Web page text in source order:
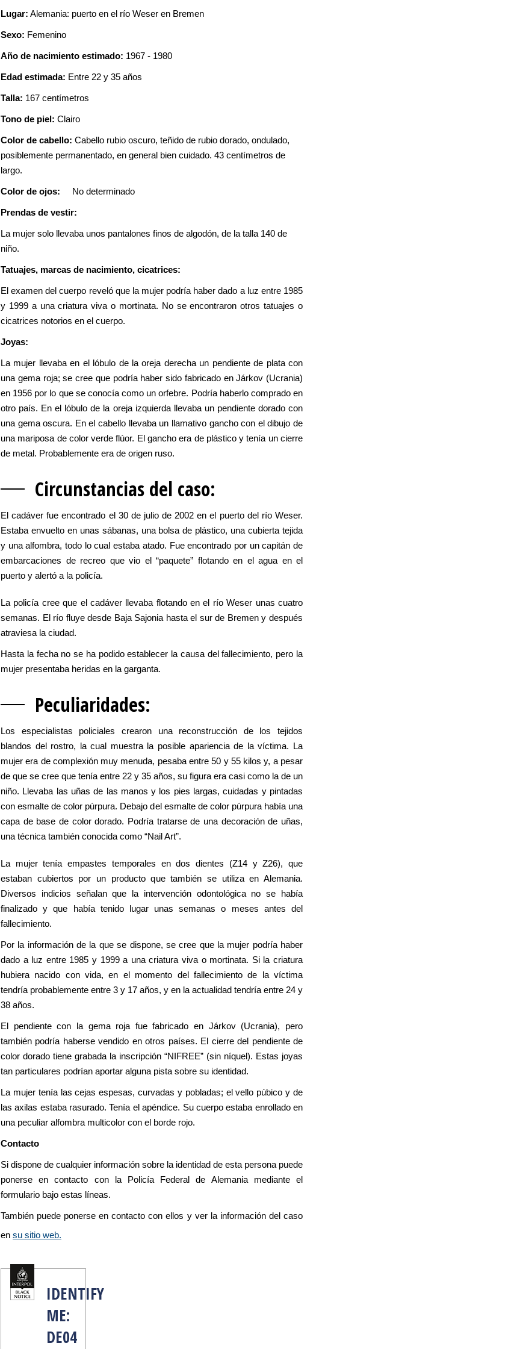
Lugar: Alemania: puerto en el río Weser en Bremen
Sexo: Femenino
Año de nacimiento estimado: 1967 - 1980
Edad estimada: Entre 22 y 35 años
Talla: 167 centímetros
Tono de piel: Clairo
Color de cabello: Cabello rubio oscuro, teñido de rubio dorado, ondulado,
posiblemente permanentado, en general bien cuidado. 43 centímetros de
largo.
Color de ojos: No determinado
Prendas de vestir:
La mujer solo llevaba unos pantalones finos de algodón, de la talla 140 de
niño.
Tatuajes, marcas de nacimiento, cicatrices:
El examen del cuerpo reveló que la mujer podría haber dado a luz entre 1985
y 1999 a una criatura viva o mortinata. No se encontraron otros tatuajes o
cicatrices notorios en el cuerpo.
Joyas:
La mujer llevaba en el lóbulo de la oreja derecha un pendiente de plata con
una gema roja; se cree que podría haber sido fabricado en Járkov (Ucrania)
en 1956 por lo que se conocía como un orfebre. Podría haberlo comprado en
otro país. En el lóbulo de la oreja izquierda llevaba un pendiente dorado con
una gema oscura. En el cabello llevaba un llamativo gancho con el dibujo de
una mariposa de color verde flúor. El gancho era de plástico y tenía un cierre
de metal. Probablemente era de origen ruso.
Circunstancias del caso:
El cadáver fue encontrado el 30 de julio de 2002 en el puerto del río Weser.
Estaba envuelto en unas sábanas, una bolsa de plástico, una cubierta tejida
y una alfombra, todo lo cual estaba atado. Fue encontrado por un capitán de
embarcaciones de recreo que vio el “paquete” flotando en el agua en el
puerto y alertó a la policía.
La policía cree que el cadáver llevaba flotando en el río Weser unas cuatro
semanas. El río fluye desde Baja Sajonia hasta el sur de Bremen y después
atraviesa la ciudad.
Hasta la fecha no se ha podido establecer la causa del fallecimiento, pero la
mujer presentaba heridas en la garganta.
Peculiaridades:
Los especialistas policiales crearon una reconstrucción de los tejidos
blandos del rostro, la cual muestra la posible apariencia de la víctima. La
mujer era de complexión muy menuda, pesaba entre 50 y 55 kilos y, a pesar
de que se cree que tenía entre 22 y 35 años, su figura era casi como la de un
niño. Llevaba las uñas de las manos y los pies largas, cuidadas y pintadas
con esmalte de color púrpura. Debajo del esmalte de color púrpura había una
capa de base de color dorado. Podría tratarse de una decoración de uñas,
una técnica también conocida como “Nail Art”.
La mujer tenía empastes temporales en dos dientes (Z14 y Z26), que
estaban cubiertos por un producto que también se utiliza en Alemania.
Diversos indicios señalan que la intervención odontológica no se había
finalizado y que había tenido lugar unas semanas o meses antes del
fallecimiento.
Por la información de la que se dispone, se cree que la mujer podría haber
dado a luz entre 1985 y 1999 a una criatura viva o mortinata. Si la criatura
hubiera nacido con vida, en el momento del fallecimiento de la víctima
tendría probablemente entre 3 y 17 años, y en la actualidad tendría entre 24 y
38 años.
El pendiente con la gema roja fue fabricado en Járkov (Ucrania), pero
también podría haberse vendido en otros países. El cierre del pendiente de
color dorado tiene grabada la inscripción “NIFREE” (sin níquel). Estas joyas
tan particulares podrían aportar alguna pista sobre su identidad.
La mujer tenía las cejas espesas, curvadas y pobladas; el vello púbico y de
las axilas estaba rasurado. Tenía el apéndice. Su cuerpo estaba enrollado en
una peculiar alfombra multicolor con el borde rojo.
Contacto
Si dispone de cualquier información sobre la identidad de esta persona puede
ponerse en contacto con la Policía Federal de Alemania mediante el
formulario bajo estas líneas.
También puede ponerse en contacto con ellos y ver la información del caso
en su sitio web.
IDENTIFY
ME:
DE04